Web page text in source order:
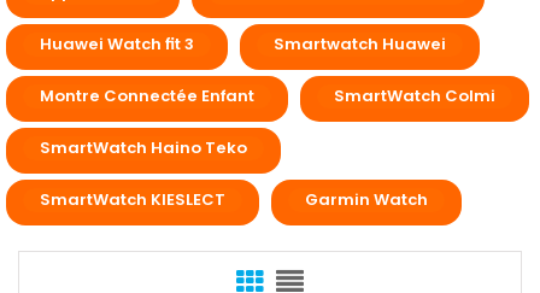
Huawei Watch fit 3 Smartwatch Huawei
Montre Connectée Enfant SmartWatch Colmi
SmartWatch Haino Teko
SmartWatch KIESLECT Garmin Watch